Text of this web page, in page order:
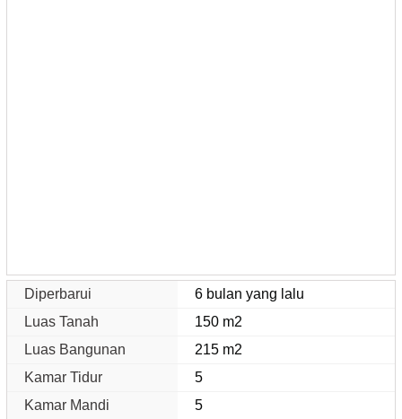
Diperbarui
6 bulan yang lalu
Luas Tanah
150 m2
Luas Bangunan
215 m2
Kamar Tidur
5
Kamar Mandi
5